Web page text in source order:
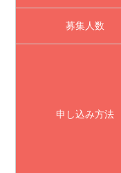
募集人数
申し込み方法